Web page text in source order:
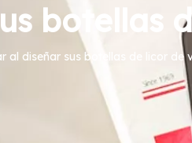
botellas
al diseñar sus botellas de licor de